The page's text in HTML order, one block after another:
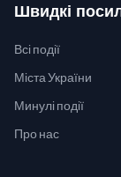
Швидкі
Всі події
Міста України
Минулі події
Про нас